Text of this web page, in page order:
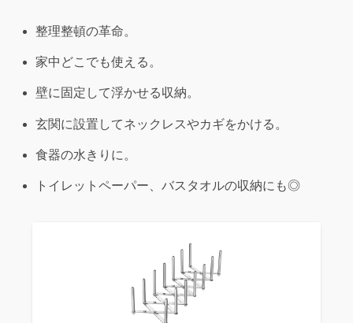
整理整頓の革命。
家中どこでも使える。
壁に固定して浮かせる収納。
玄関に設置してネックレスやカギをかける。
食器の水きりに。
トイレットペーパー、バスタオルの収納にも◎